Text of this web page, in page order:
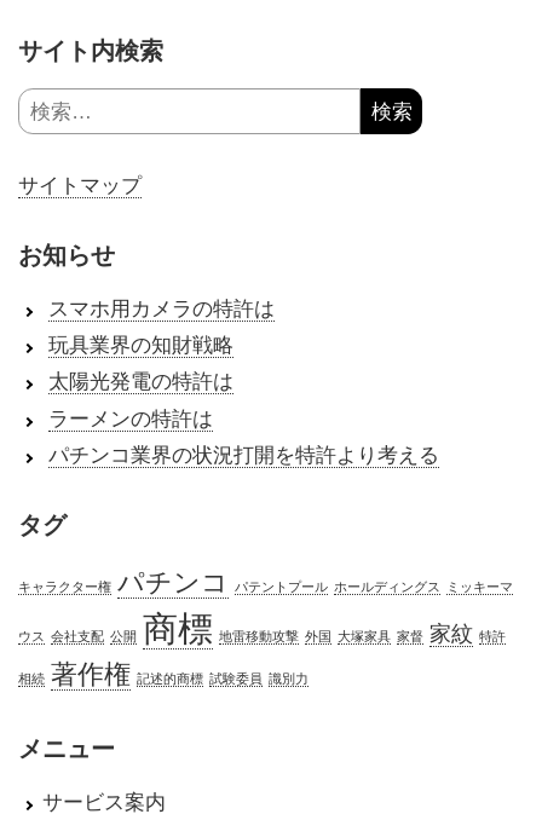
サイト内検索
検
索:
サイトマップ
お知らせ
スマホ用カメラの特許は
玩具業界の知財戦略
太陽光発電の特許は
ラーメンの特許は
パチンコ業界の状況打開を特許より考える
タグ
キャラクター権 パチンコ パテントプール ホールディングス ミッキーマ
ウス 会社支配 公開 商標 地雷移動攻撃 外国 大塚家具 家督 家紋 特許
相続 著作権 記述的商標 試験委員 識別力
メニュー
サービス案内